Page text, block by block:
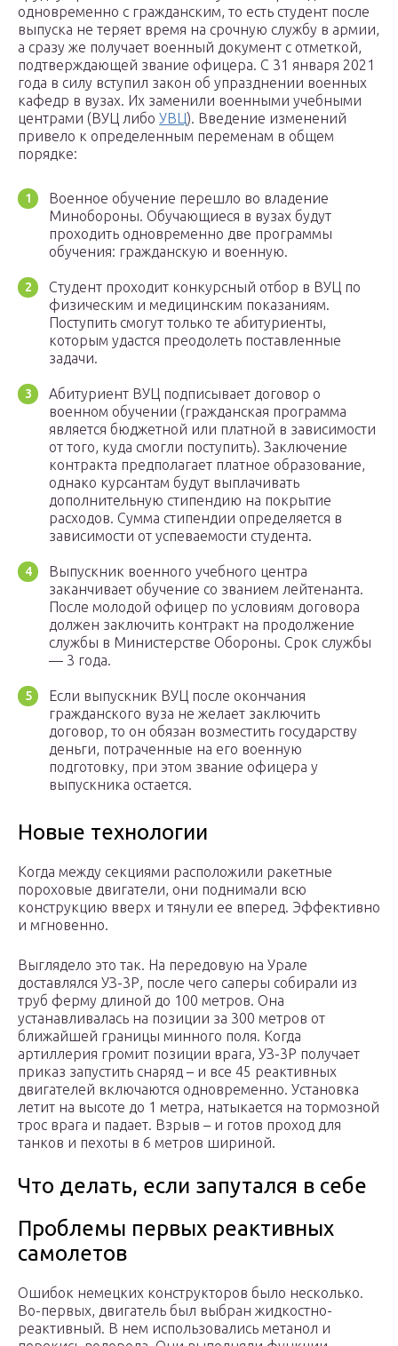
одновременно с гражданским, то есть студент после
выпуска не теряет время на срочную службу в армии,
а сразу же получает военный документ с отметкой,
подтверждающей звание офицера. C 31 января 2021
года в силу вступил закон об упразднении военных
кафедр в вузах. Их заменили военными учебными
центрами (ВУЦ либо УВЦ). Введение изменений
привело к определенным переменам в общем
порядке:
Военное обучение перешло во владение
Минобороны. Обучающиеся в вузах будут
проходить одновременно две программы
обучения: гражданскую и военную.
Студент проходит конкурсный отбор в ВУЦ по
физическим и медицинским показаниям.
Поступить смогут только те абитуриенты,
которым удастся преодолеть поставленные
задачи.
Абитуриент ВУЦ подписывает договор о
военном обучении (гражданская программа
является бюджетной или платной в зависимости
от того, куда смогли поступить). Заключение
контракта предполагает платное образование,
однако курсантам будут выплачивать
дополнительную стипендию на покрытие
расходов. Сумма стипендии определяется в
зависимости от успеваемости студента.
Выпускник военного учебного центра
заканчивает обучение со званием лейтенанта.
После молодой офицер по условиям договора
должен заключить контракт на продолжение
службы в Министерстве Обороны. Срок службы
— 3 года.
Если выпускник ВУЦ после окончания
гражданского вуза не желает заключить
договор, то он обязан возместить государству
деньги, потраченные на его военную
подготовку, при этом звание офицера у
выпускника остается.
Новые технологии
Когда между секциями расположили ракетные
пороховые двигатели, они поднимали всю
конструкцию вверх и тянули ее вперед. Эффективно
и мгновенно.
Выглядело это так. На передовую на Урале
доставлялся УЗ-3Р, после чего саперы собирали из
труб ферму длиной до 100 метров. Она
устанавливалась на позиции за 300 метров от
ближайшей границы минного поля. Когда
артиллерия громит позиции врага, УЗ-3Р получает
приказ запустить снаряд – и все 45 реактивных
двигателей включаются одновременно. Установка
летит на высоте до 1 метра, натыкается на тормозной
трос врага и падает. Взрыв – и готов проход для
танков и пехоты в 6 метров шириной.
Что делать, если запутался в себе
Проблемы первых реактивных
самолетов
Ошибок немецких конструкторов было несколько.
Во-первых, двигатель был выбран жидкостно-
реактивный. В нем использовались метанол и